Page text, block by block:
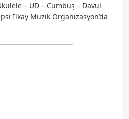
– UD – Cümbüş – Davul
İlkay Müzik Organizasyon’da